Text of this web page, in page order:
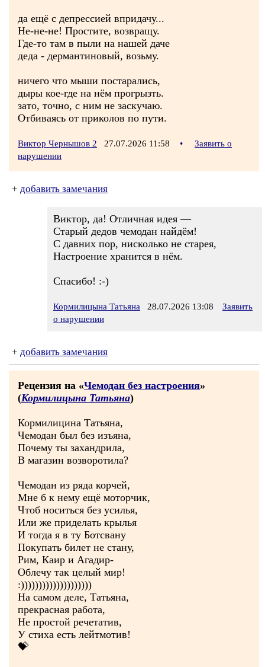
да ещё с депрессией впридачу...
Не-не-не! Простите, возвращу.
Где-то там в пыли на нашей даче
деда - дермантиновый, возьму.
ничего что мыши постарались,
дыры кое-где на нём прогрызть.
зато, точно, с ним не заскучаю.
Отбиваясь от приколов по пути.
Виктор Чернышов 2 27.07.2026 11:58 •
Заявить о
нарушении
+ добавить замечания
Виктор, да! Отличная идея —
Старый дедов чемодан найдём!
С давних пор, нисколько не старея,
Настроение хранится в нём.
Спасибо! :-)
Кормилицына Татьяна 28.07.2026 13:08
Заявить
о нарушении
+ добавить замечания
Рецензия на «Чемодан без настроения»
(Кормилицына Татьяна)
Кормилицина Татьяна,
Чемодан был без изъяна,
Почему ты захандрила,
В магазин возворотила?
Чемодан из ряда корчей,
Мне б к нему ещё моторчик,
Чтоб носиться без усилья,
Или же приделать крылья
И тогда я в ту Ботсвану
Покупать билет не стану,
Рим, Каир и Агадир-
Облечу так целый мир!
:))))))))))))))))))))
На самом деле, Татьяна,
прекрасная работа,
Не простой речетатив,
У стиха есть лейтмотив!
💝